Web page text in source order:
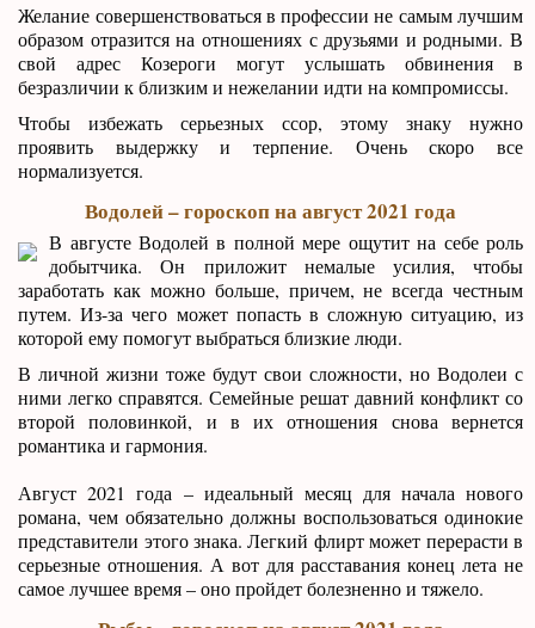
Желание совершенствоваться в профессии не самым лучшим
образом отразится на отношениях с друзьями и родными. В
свой адрес Козероги могут услышать обвинения в
безразличии к близким и нежелании идти на компромиссы.
Чтобы избежать серьезных ссор, этому знаку нужно
проявить выдержку и терпение. Очень скоро все
нормализуется.
Водолей – гороскоп на август 2021 года
В августе Водолей в полной мере ощутит на себе роль
добытчика. Он приложит немалые усилия, чтобы
заработать как можно больше, причем, не всегда честным
путем. Из-за чего может попасть в сложную ситуацию, из
которой ему помогут выбраться близкие люди.
В личной жизни тоже будут свои сложности, но Водолеи с
ними легко справятся. Семейные решат давний конфликт со
второй половинкой, и в их отношения снова вернется
романтика и гармония.
Август 2021 года – идеальный месяц для начала нового
романа, чем обязательно должны воспользоваться одинокие
представители этого знака. Легкий флирт может перерасти в
серьезные отношения. А вот для расставания конец лета не
самое лучшее время – оно пройдет болезненно и тяжело.